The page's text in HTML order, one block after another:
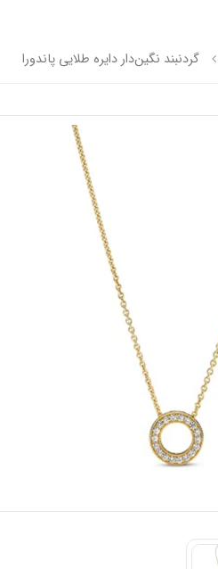
گردنبند نگین‌دار دایره‌ طلایی پاندورا